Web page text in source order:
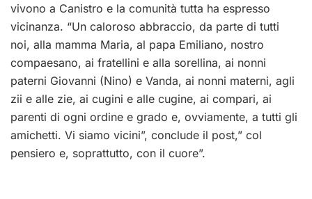
vivono a Canistro e la comunità tutta ha espresso
vicinanza. “Un caloroso abbraccio, da parte di tutti
noi, alla mamma Maria, al papa Emiliano, nostro
compaesano, ai fratellini e alla sorellina, ai nonni
paterni Giovanni (Nino) e Vanda, ai nonni materni, agli
zii e alle zie, ai cugini e alle cugine, ai compari, ai
parenti di ogni ordine e grado e, ovviamente, a tutti gli
amichetti. Vi siamo vicini”, conclude il post,” col
pensiero e, soprattutto, con il cuore”.